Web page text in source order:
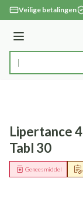
Ga naar de inhoud
Veilige betalingen
Menu
Product, merk,
Lipertance
Tabl 30
Geneesmiddel